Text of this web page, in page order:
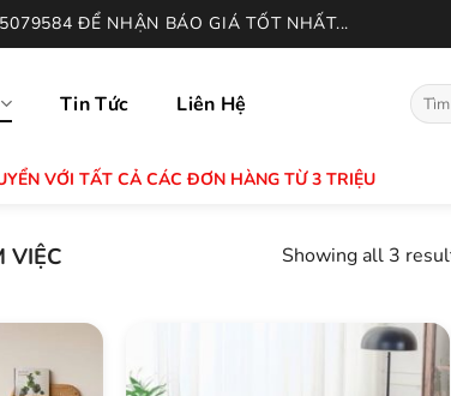
ĐỂ NHẬN BÁO GIÁ TỐT NHẤT...
Tin Tức Liên Hệ
Tìm
kiếm:
VỚI TẤT CẢ CÁC ĐƠN HÀNG TỪ 3 TRIỆU
VIỆC Showing all 3